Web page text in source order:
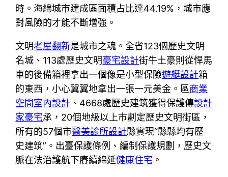
時。海綿城市建成區面積占比達44.19%，城市應
對風險的才能不斷增強。
文明老屋翻新是城市之魂。全省123個歷史文明
名城、113處歷史文明豪宅設計街牛土豪則從悍馬
車的後備箱裡拿出一個像是小型保險遊艇設計箱
的東西，小心翼翼地拿出一張一元美金。區商業
空間室內設計 、4668處歷史建筑獲得保護傳設計
家豪宅承，20個地級以上市劃定歷史文明街區，
所有的57個市醫美診所設計縣實現“縣縣均有歷
史建筑”。出臺保護條例、編制保護規劃，歷史文
脈在法治護航下賡續綿延健康住宅 。